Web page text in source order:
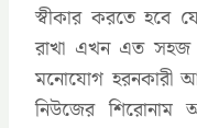
স্বীকার করতে হবে
রাখা এখন এত
মনোযোগ হরনকারী
নিউজের